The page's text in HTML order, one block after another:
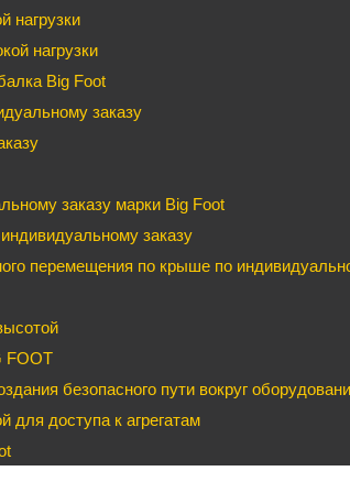
нагрузки
нагрузки
Big Foot
заказу
заказу марки Big Foot
заказу
перемещения по крыше по
FOOT
безопасного пути вокруг
для доступа к агрегатам